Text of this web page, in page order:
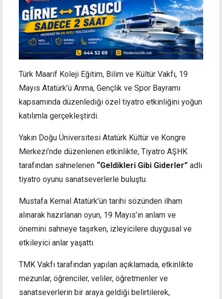
Türk Maarif Koleji Eğitim, Bilim ve Kültür Vakfı, 19
Mayıs Atatürk’ü Anma, Gençlik ve Spor Bayramı
kapsamında düzenlediği özel tiyatro etkinliğini yoğun
katılımla gerçekleştirdi.
Yakın Doğu Üniversitesi Atatürk Kültür ve Kongre
Merkezi’nde düzenlenen etkinlikte, Tiyatro AŞHK
tarafından sahnelenen “Geldikleri Gibi Giderler” adlı
tiyatro oyunu sanatseverlerle buluştu.
Mustafa Kemal Atatürk’ün tarihi sözünden ilham
alınarak hazırlanan oyun, 19 Mayıs’ın anlam ve
önemini sahneye taşırken, izleyicilere duygusal ve
etkileyici anlar yaşattı.
TMK Vakfı tarafından yapılan açıklamada, etkinlikte
mezunlar, öğrenciler, veliler, öğretmenler ve
sanatseverlerin bir araya geldiği belirtilerek,